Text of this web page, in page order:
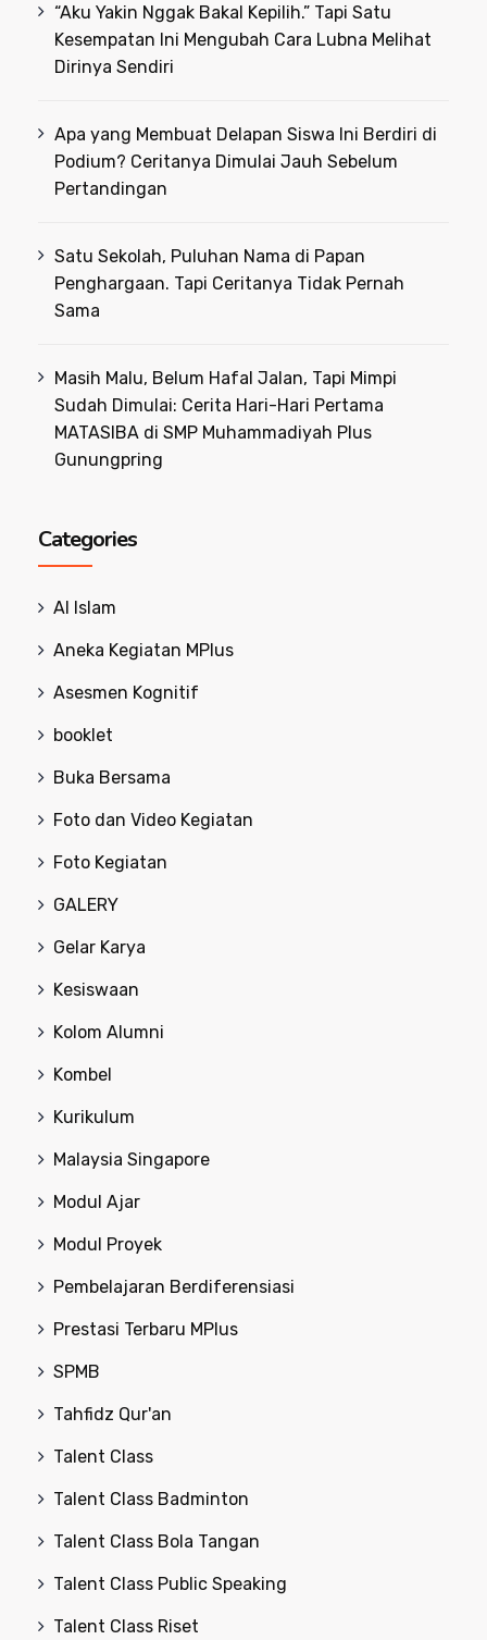
“Aku Yakin Nggak Bakal Kepilih.” Tapi Satu
Kesempatan Ini Mengubah Cara Lubna Melihat
Dirinya Sendiri
Apa yang Membuat Delapan Siswa Ini Berdiri di
Podium? Ceritanya Dimulai Jauh Sebelum
Pertandingan
Satu Sekolah, Puluhan Nama di Papan
Penghargaan. Tapi Ceritanya Tidak Pernah
Sama
Masih Malu, Belum Hafal Jalan, Tapi Mimpi
Sudah Dimulai: Cerita Hari-Hari Pertama
MATASIBA di SMP Muhammadiyah Plus
Gunungpring
Categories
Al Islam
Aneka Kegiatan MPlus
Asesmen Kognitif
booklet
Buka Bersama
Foto dan Video Kegiatan
Foto Kegiatan
GALERY
Gelar Karya
Kesiswaan
Kolom Alumni
Kombel
Kurikulum
Malaysia Singapore
Modul Ajar
Modul Proyek
Pembelajaran Berdiferensiasi
Prestasi Terbaru MPlus
SPMB
Tahfidz Qur'an
Talent Class
Talent Class Badminton
Talent Class Bola Tangan
Talent Class Public Speaking
Talent Class Riset